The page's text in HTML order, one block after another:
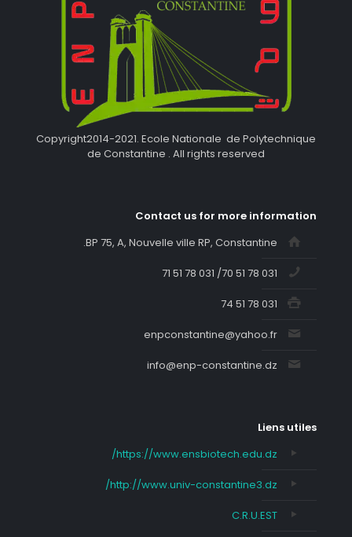
Copyright2014-2021. Ecole Nationale de Polytechnique
de Constantine . All rights reserved
Contact us for more information
BP 75, A, Nouvelle ville RP, Constantine.
031 78 51 70/ 031 78 51 71
031 78 51 74
enpconstantine@yahoo.fr
info@enp-constantine.dz
Liens utiles
https://www.ensbiotech.edu.dz/
http://www.univ-constantine3.dz/
C.R.U.EST